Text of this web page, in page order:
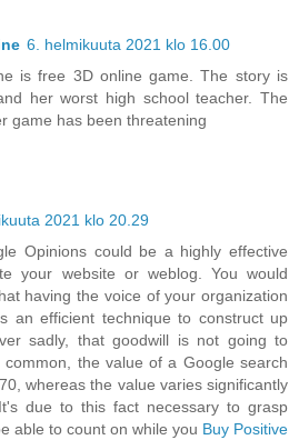
6. helmikuuta 2021 klo 16.00
is free 3D online game. The story is
her worst high school teacher. The
game has been threatening
2021 klo 20.29
Opinions could be a highly effective
your website or weblog. You would
having the voice of your organization
an efficient technique to construct up
sadly, that goodwill is not going to
the value of a Google search
whereas the value varies significantly
due to this fact necessary to grasp
able to count on while you Buy Positive